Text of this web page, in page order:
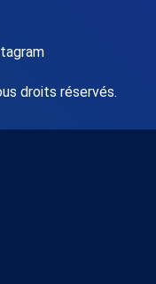
droits réservés.